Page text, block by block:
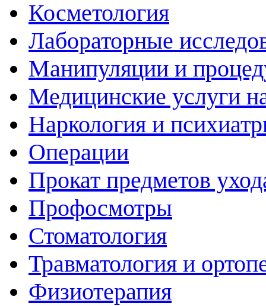
Косметология
Лабораторные
Манипуляции и
Медицинские услуги
Наркология и
Операции
Прокат предметов
Профосмотры
Стоматология
Травматология и
Физиотерапия